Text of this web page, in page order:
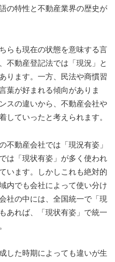
の特性と不動産業界の歴史が
らも現在の状態を意味する言
不動産登記法では「現況」と
ります。一方、民法や商慣習
葉が好まれる傾向がありま
スの違いから、不動産会社や
していったと考えられます。
不動産会社では「現況有姿」
は「現状有姿」が多く使われ
います。しかしこれも絶対的
内でも会社によって使い分け
社の中には、全国統一で「現
あれば、「現状有姿」で統一
した時期によっても違いが生